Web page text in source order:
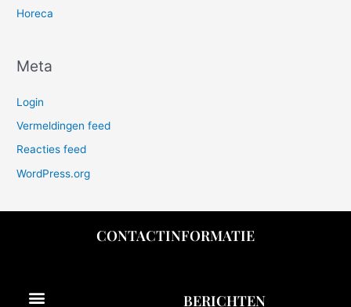
Horeca
Meta
Login
Vermeldingen feed
Reacties feed
WordPress.org
CONTACTINFORMATIE
BERICHTEN